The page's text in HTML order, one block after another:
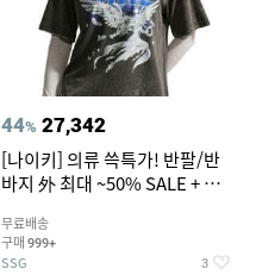
44% 27,342
[나이키] 의류 쓱특가! 반팔/반
바지 外 최대 ~50% SALE + 쿠
무료배송
구매 999+
SSG 3